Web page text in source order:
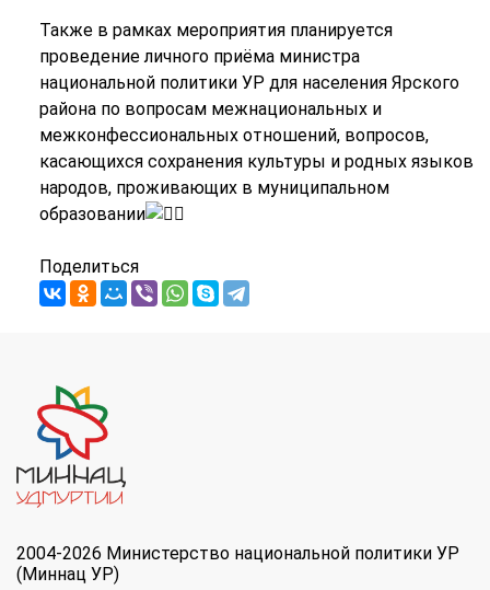
Также в рамках мероприятия планируется
проведение личного приёма министра
национальной политики УР для населения Ярского
района по вопросам межнациональных и
межконфессиональных отношений, вопросов,
касающихся сохранения культуры и родных языков
народов, проживающих в муниципальном
образовании
Поделиться
2004-2026 Министерство национальной политики УР
(Миннац УР)